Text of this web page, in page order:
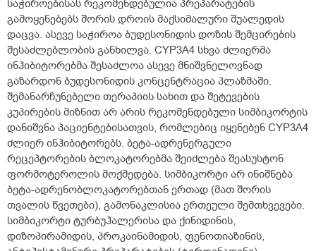
საჭიროებისას რეკომენდებულია პრეპარატების
გამოყენებებს შორის დროის მაქსიმალური შუალედის
დაცვა. ასევე საჭიროა ბუდესონიდის დოზის შემცირების
შესაძლებლობის განხილვა. CYP3A4 სხვა ძლიერმა
ინჰიბიტორებმა შესაძლოა ასევე მნიშვნელოვნად
გაზარდონ ბუდესონიდის კონცენტრაცია პლაზმაში.
შემანარჩუნებელი თერაპიის სახით და შეტევების
კუპირების მიზნით არ არის რეკომენდებული სიმბიკორტის
დანიშვნა პაციენტებისათვის, რომლებიც იყენებენ CYP3A4
ძლიერ ინჰიბიტორებს. ბეტა-ადრენერგული
რეცეპტორების ბლოკატორებმა შეიძლება შეასუსტონ
ფორმოტეროლის მოქმედება. სიმბიკორტი არ ინიშნება
ბეტა-ადრენობლოკატორებთან ერთად (მათ შორის
თვალის წვეთები), გამონაკლისია ერთეული შემთხვევები.
სიმბიკორტი ტურბუჰალერისა და ქინიდინის,
დიზოპირამიდის, პროკაინამიდის, ფენოთიაზინის,